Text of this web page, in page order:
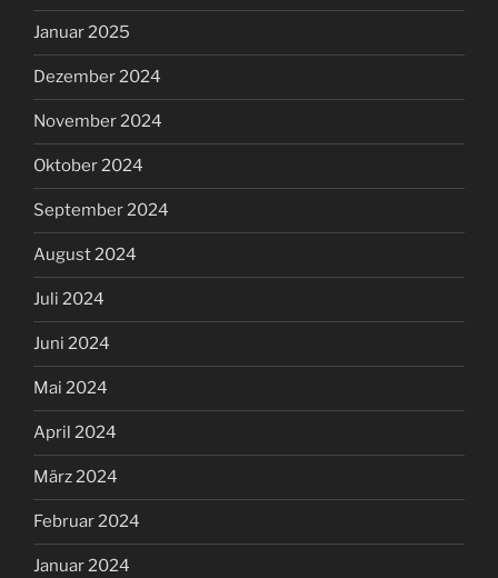
Januar 2025
Dezember 2024
November 2024
Oktober 2024
September 2024
August 2024
Juli 2024
Juni 2024
Mai 2024
April 2024
März 2024
Februar 2024
Januar 2024